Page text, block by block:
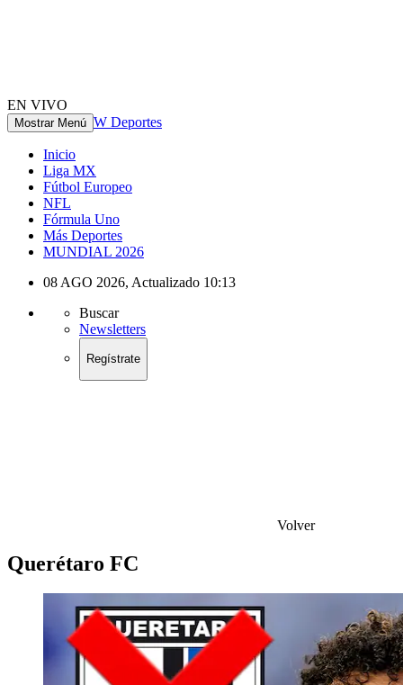
EN VIVO
Mostrar Menú W Deportes
Inicio
Liga MX
Fútbol Europeo
NFL
Fórmula Uno
Más Deportes
MUNDIAL 2026
08 AGO 2026, Actualizado 10:13
Buscar
Newsletters
Regístrate
Volver
Querétaro FC